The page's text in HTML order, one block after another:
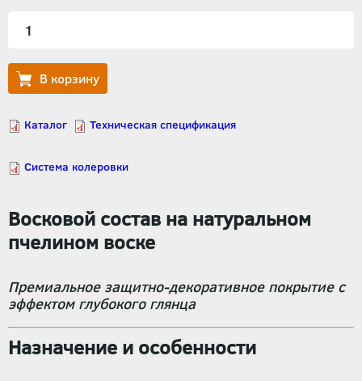
Восковой состав на натуральном
пчелином воске
Премиальное защитно-декоративное покрытие с
эффектом глубокого глянца
Назначение и особенности